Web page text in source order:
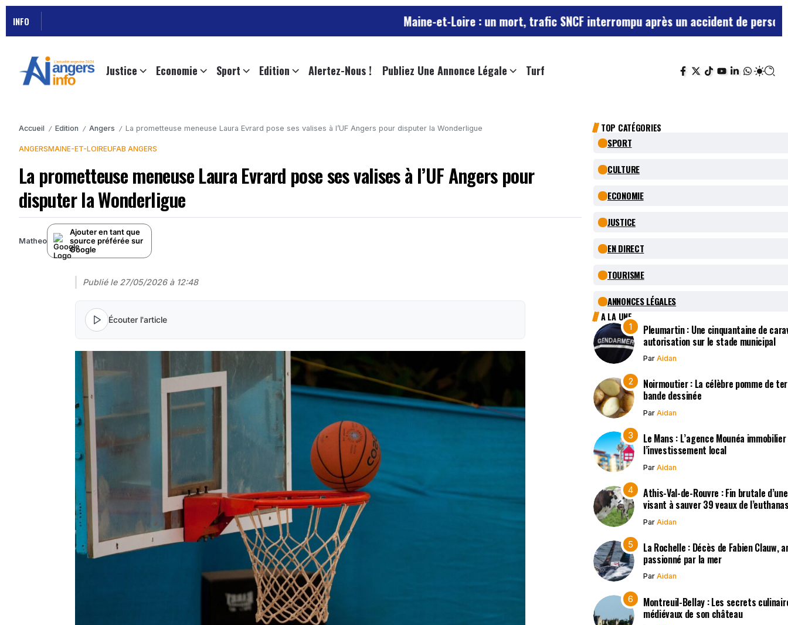
INFO Maine-et-Loire : un mort, trafic SNCF interrompu après un accident de personneViolences
Justice Economie Sport Edition Alertez-Nous ! Publiez Une Annonce Légale Turf
Accueil / Edition / Angers / La prometteuse meneuse Laura Evrard pose ses valises à l’UF Angers pour disputer la Wonderligue
ANGERSMAINE-ET-LOIREUFAB ANGERS
La prometteuse meneuse Laura Evrard pose ses valises à l’UF Angers pour
disputer la Wonderligue
Matheo
Ajouter en tant que
source préférée sur
Google
Publié le 27/05/2026 à 12:48
Écouter l'article
TOP CATÉGORIES
SPORT
CULTURE
ECONOMIE
JUSTICE
EN DIRECT
TOURISME
ANNONCES LÉGALES
A LA UNE
Pleumartin : Une cinquantaine de
autorisation sur le stade municipal
Par Aidan
Noirmoutier : La célèbre pomme de
bande dessinée
Par Aidan
Le Mans : L’agence Mounéa
l’investissement local
Par Aidan
Athis-Val-de-Rouvre : Fin brutale
visant à sauver 39 veaux de
Par Aidan
La Rochelle : Décès de Fabien
passionné par la mer
Par Aidan
Montreuil-Bellay : Les secrets
médiévaux de son château